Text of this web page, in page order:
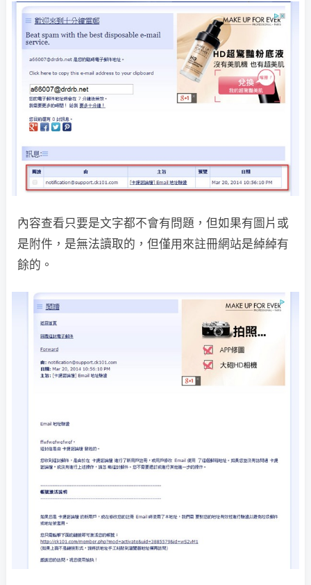
內容查看只要是文字都不會有問題，但如果有圖片或
是附件，是無法讀取的，但僅用來註冊網站是綽綽有
餘的。